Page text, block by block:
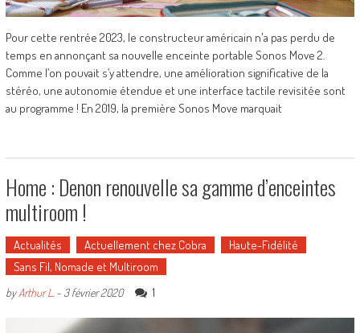
Pour cette rentrée 2023, le constructeur américain n'a pas perdu de
temps en annonçant sa nouvelle enceinte portable Sonos Move 2.
Comme l’on pouvait s’y attendre, une amélioration significative de la
stéréo, une autonomie étendue et une interface tactile revisitée sont
au programme ! En 2019, la première Sonos Move marquait
Home : Denon renouvelle sa gamme d’enceintes
multiroom !
Actualités Actuellement chez Cobra
Haute-Fidélité
Sans Fil, Nomade et Multiroom
byArthur L. - 3 février 2020 1